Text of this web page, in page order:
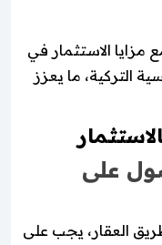
مزايا الاستثمار في
التركية، ما يعزز
على
العقار، يجب على